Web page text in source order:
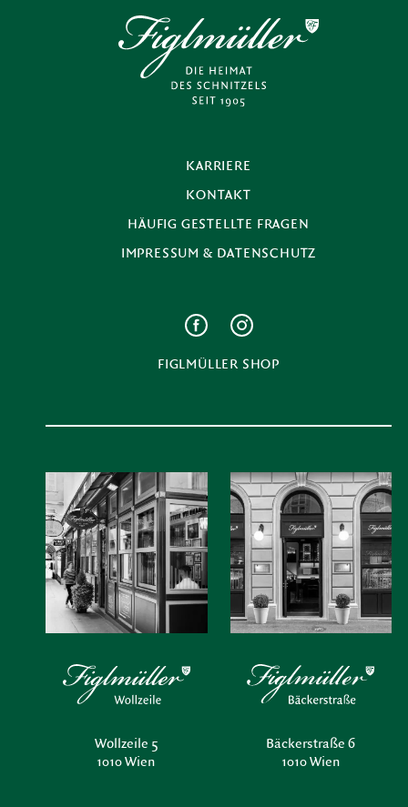
KARRIERE
KONTAKT
HÄUFIG GESTELLTE FRAGEN
IMPRESSUM & DATENSCHUTZ
FIGLMÜLLER SHOP
Wollzeile 5
1010 Wien
Bäckerstraße 6
1010 Wien